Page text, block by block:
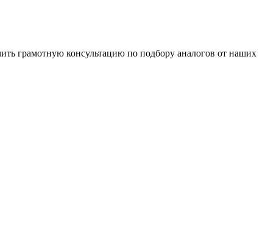
грамотную консультацию по подбору аналогов от наших